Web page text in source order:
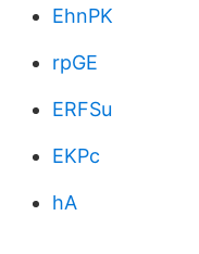
EhnPK
rpGE
ERFSu
EKPc
hA